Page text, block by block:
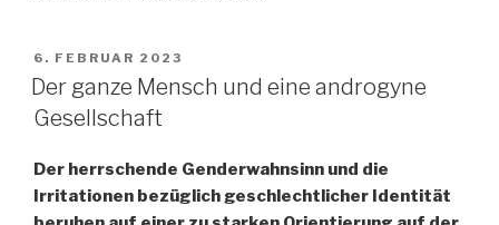
VERÖFFENTLICHT
AM
6. FEBRUAR 2023
Der ganze Mensch und eine androgyne
Gesellschaft
Der herrschende Genderwahnsinn und die
Irritationen bezüglich geschlechtlicher Identität